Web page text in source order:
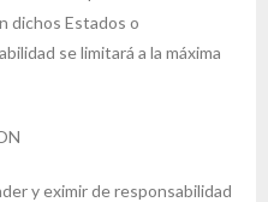
dichos Estados o
se limitará a la máxima
y eximir de responsabilidad